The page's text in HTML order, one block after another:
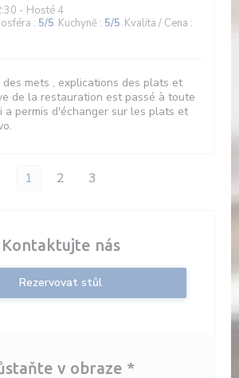
- Hosté 4
: 5/5 Kuchyně : 5/5 Kvalita / Cena :
mets , explications des plats et
de la restauration est passé à toute
a permis d'échanger sur les plats et
1 2 3
Kontaktujte nás
Rezervovat stůl
v obraze *